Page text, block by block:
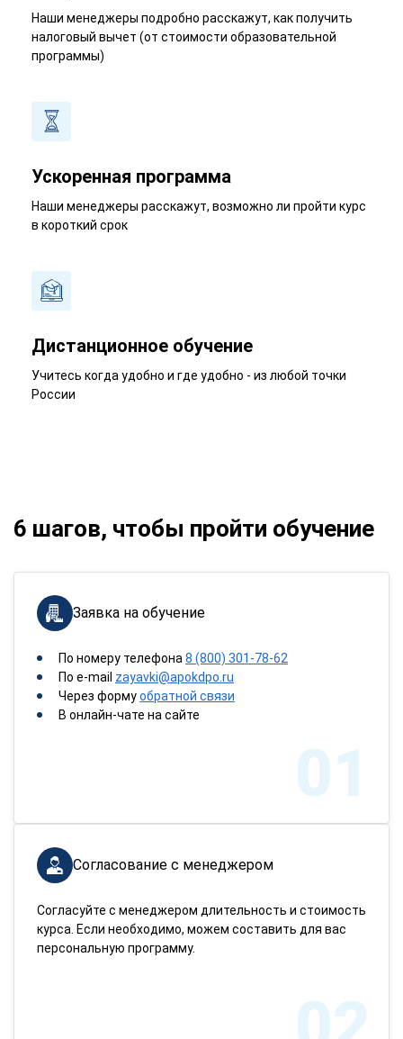
Наши менеджеры подробно расскажут, как получить
налоговый вычет (от стоимости образовательной
программы)
Ускоренная программа
Наши менеджеры расскажут, возможно ли пройти курс
в короткий срок
Дистанционное обучение
Учитесь когда удобно и где удобно - из любой точки
России
6 шагов, чтобы пройти обучение
Заявка на обучение
По номеру телефона 8 (800) 301-78-62
По e-mail zayavki@apokdpo.ru
Через формуобратной связи
В онлайн-чате на сайте
01
Согласование с менеджером
Согласуйте с менеджером длительность и стоимость
курса. Если необходимо, можем составить для вас
персональную программу.